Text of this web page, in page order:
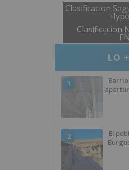
Clasificacion
Clasificacion
LO
1
Barrio
2
El